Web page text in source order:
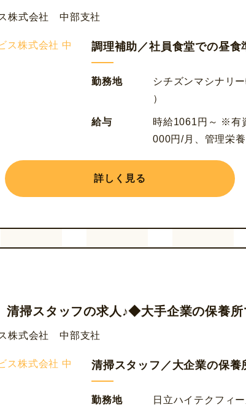
株式会社 中部支社
調理補助／社員食堂での昼食
勤務地 シチズンマシナリ
）
給与
時給1061円～ ※有
000円/月、管理栄
詳しく見る
清掃スタッフの求人♪◆大手企業の保養所
株式会社 中部支社
清掃スタッフ／大企業の保養
勤務地
日立ハイテクフィ